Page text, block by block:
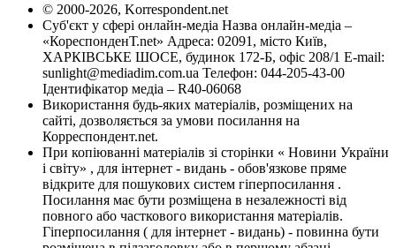
© 2000-2026, Korrespondent.net
Суб'єкт у сфері онлайн-медіа Назва онлайн-медіа –
«КореспонденТ.net» Адреса: 02091, місто Київ,
ХАРКІВСЬКЕ ШОСЕ, будинок 172-Б, офіс 208/1 E-mail:
sunlight@mediadim.com.ua Телефон: 044-205-43-00
Ідентифікатор медіа – R40-06068
Використання будь-яких матеріалів, розміщених на
сайті, дозволяється за умови посилання на
Корреспондент.net.
При копіюванні матеріалів зі сторінки « Новини України
і світу» , для інтернет - видань - обов'язкове пряме
відкрите для пошукових систем гіперпосилання .
Посилання має бути розміщена в незалежності від
повного або часткового використання матеріалів.
Гіперпосилання ( для інтернет - видань) - повинна бути